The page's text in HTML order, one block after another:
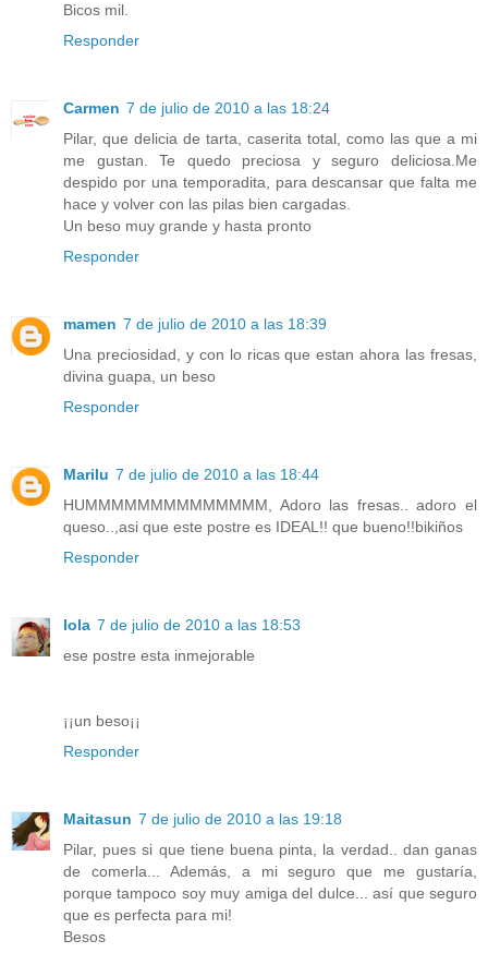
Bicos mil.
Responder
Carmen 7 de julio de 2010 a las 18:24
Pilar, que delicia de tarta, caserita total, como las que a mi
me gustan. Te quedo preciosa y seguro deliciosa.Me
despido por una temporadita, para descansar que falta me
hace y volver con las pilas bien cargadas.
Un beso muy grande y hasta pronto
Responder
mamen 7 de julio de 2010 a las 18:39
Una preciosidad, y con lo ricas que estan ahora las fresas,
divina guapa, un beso
Responder
Marilu 7 de julio de 2010 a las 18:44
HUMMMMMMMMMMMMMM, Adoro las fresas.. adoro el
queso..,asi que este postre es IDEAL!! que bueno!!bikiños
Responder
lola 7 de julio de 2010 a las 18:53
ese postre esta inmejorable
¡¡un beso¡¡
Responder
Maitasun 7 de julio de 2010 a las 19:18
Pilar, pues si que tiene buena pinta, la verdad.. dan ganas
de comerla... Además, a mi seguro que me gustaría,
porque tampoco soy muy amiga del dulce... así que seguro
que es perfecta para mi!
Besos